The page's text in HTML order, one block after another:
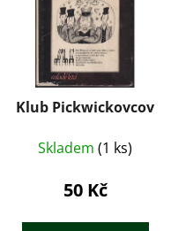
Klub Pickwickovcov
Skladem (1 ks)
50 Kč